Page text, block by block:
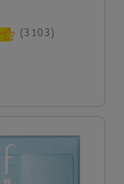
3103